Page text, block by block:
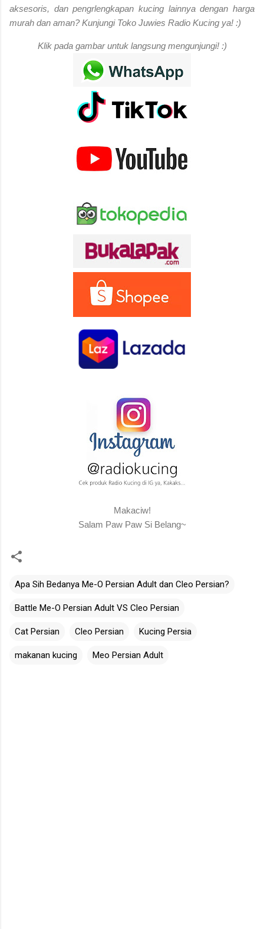
aksesoris, dan pengrlengkapan kucing lainnya dengan harga
murah dan aman? Kunjungi Toko Juwies Radio Kucing ya! :)
Klik pada gambar untuk langsung mengunjungi! :)
Makaciw!
Salam Paw Paw Si Belang~
Apa Sih Bedanya Me-O Persian Adult dan Cleo Persian?
Battle Me-O Persian Adult VS Cleo Persian
Cat Persian Cleo Persian Kucing Persia
makanan kucing Meo Persian Adult